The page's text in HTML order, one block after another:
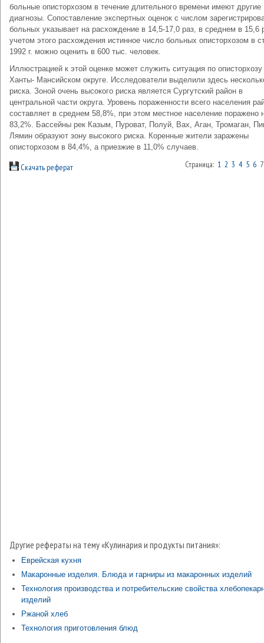
больные описторхозом в течение длительного времени имеют другие
диагнозы. Сопоставление экспертных оценок с числом
больных указывает на расхождение в 14,5-17,0 раз, в среднем в 15,6
учетом этого расхождения истинное число больных описторхозом в
1992 г. можно оценить в 600 тыс. человек.
Иллюстрацией к этой оценке может служить ситуация по описторхозу
Ханты- Мансийском округе. Исследователи выделили здесь
риска. Зоной очень высокого риска является Сургутский район в
центральной части округа. Уровень пораженности всего населения
составляет в среднем 58,8%, при этом местное население поражено
83,2%. Бассейны рек Казым, Пуроват, Полуй, Вах, Аган, Тромаган,
Лямин образуют зону высокого риска. Коренные жители заражены
описторхозом в 84,4%, а приезжие в 11,0% случаев.
Скачать реферат Страница: 1 2 3 4 5 6
Другие рефераты на тему «Кулинария и продукты питания»:
Еврейская кухня
Макаронные изделия. Блюда и гарниры из макаронных изделий
Технология производства и потребительские свойства
изделий
Ржаной хлеб
Технология приготовления блюд